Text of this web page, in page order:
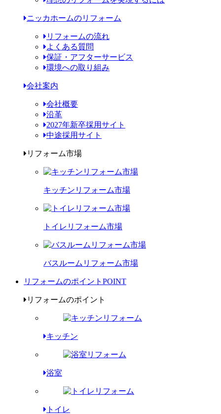
ニッカホームのリフォーム
リフォームの流れ
よくある質問
保証・アフターサービス
環境への取り組み
会社案内
会社概要
沿革
2027年新卒採用サイト
中途採用サイト
リフォーム市場
キッチンリフォーム市場
トイレリフォーム市場
バスルームリフォーム市場
リフォームのポイント POINT
リフォームのポイント
キッチン
浴室
トイレ